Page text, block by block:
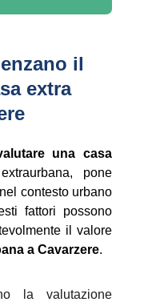
il
extra
una casa
pone
contesto urbano
fattori possono
il valore
a Cavarzere.
la valutazione